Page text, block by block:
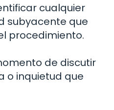
cualquier
subyacente que
procedimiento.
de discutir
o inquietud que